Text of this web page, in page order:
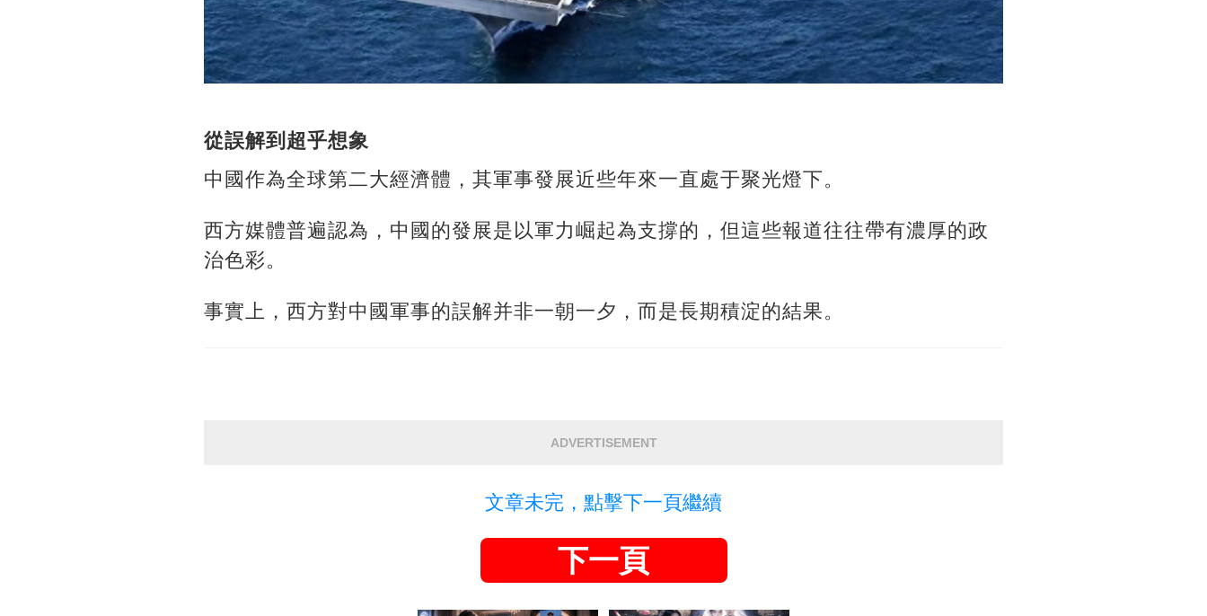
從誤解到超乎想象
中國作為全球第二大經濟體，其軍事發展近些年來一直處于聚光燈下。
西方媒體普遍認為，中國的發展是以軍力崛起為支撐的，但這些報道往往帶有濃厚的政
治色彩。
事實上，西方對中國軍事的誤解并非一朝一夕，而是長期積淀的結果。
ADVERTISEMENT
文章未完，點擊下一頁繼續
下一頁